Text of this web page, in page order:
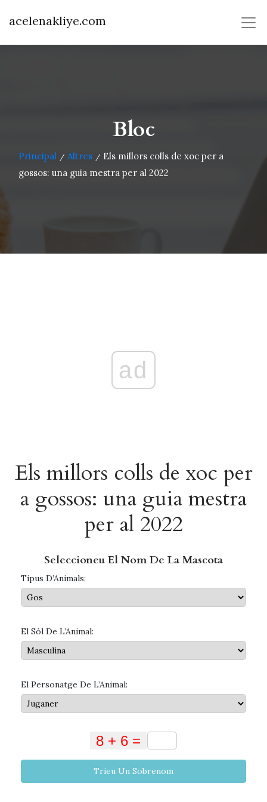
acelenakliye.com
Bloc
Principal / Altres / Els millors colls de xoc per a
gossos: una guia mestra per al 2022
ad
Els millors colls de xoc per
a gossos: una guia mestra
per al 2022
Seleccioneu El Nom De La Mascota
Tipus D’Animals:
El Sòl De L’Animal:
El Personatge De L’Animal:
Trieu Un Sobrenom